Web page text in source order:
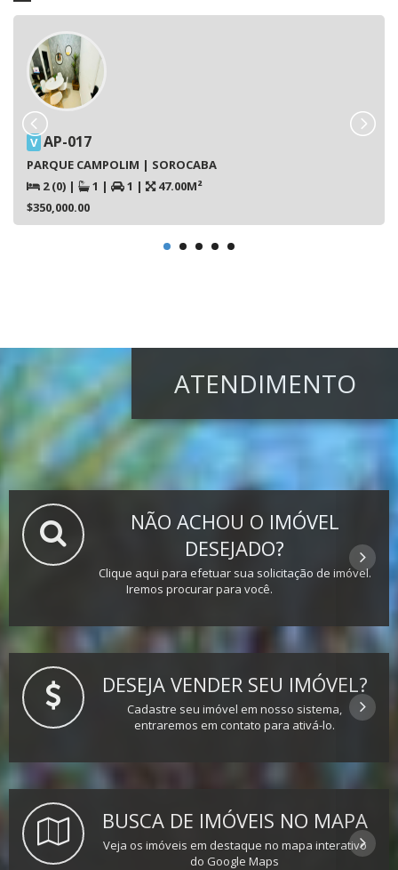
V AP-017
PARQUE CAMPOLIM | SOROCABA
2 (0) | 1 | 1 |
47.00M²
$350,000.00
ATENDIMENTO
NÃO ACHOU O IMÓVEL
DESEJADO?
Clique aqui para efetuar sua solicitação de imóvel.
Iremos procurar para você.
DESEJA VENDER SEU IMÓVEL?
Cadastre seu imóvel em nosso sistema,
entraremos em contato para ativá-lo.
BUSCA DE IMÓVEIS NO MAPA
Veja os imóveis em destaque no mapa interativo
do Google Maps